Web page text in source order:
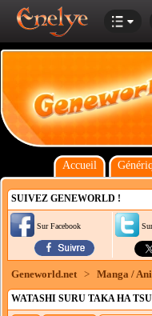
Accueil
SUIVEZ GENEWORLD !
Sur Facebook
Geneworld.net > Manga /
WATASHI SURU TAKA HA